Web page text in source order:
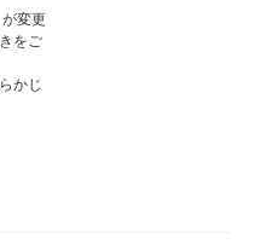
変更
をご
かじ